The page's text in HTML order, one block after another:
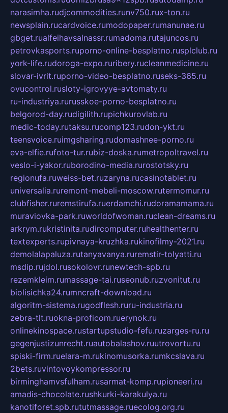
narasimha.rudjcommodities.runv750.rux-ton.ru
newsplain.rucardvoice.rumodopaper.rumanunae.ru
gbget.rualfeihavsalnassr.rumadoma.rutajuncos.ru
petrovkasports.ruporno-online-besplatno.rusplclub.ru
york-life.rudoroga-expo.ruribery.rucleanmedicine.ru
slovar-ivrit.ruporno-video-besplatno.ruseks-365.ru
ovucontrol.rusloty-igrovyye-avtomaty.ru
ru-industriya.rurusskoe-porno-besplatno.ru
belgorod-day.rudigilith.rupichkurovlab.ru
medic-today.rutaksu.rucomp123.rudon-ykt.ru
teensvoice.ruimgsharing.rudomashnee-porno.ru
eva-elfie.rufoto-tur.rubiz-doska.rumetropoltravel.ru
veslo-i-yakor.ruborodino-media.rurostotsky.ru
regionufa.ruweiss-bet.ruzaryna.rucasinotablet.ru
universalia.ruremont-mebeli-moscow.rutermomur.ru
clubfisher.ruremstirufa.ruerdamchi.rudoramamama.ru
muraviovka-park.ruworldofwoman.ruclean-dreams.ru
arkrym.rukristinita.rudircomputer.ruhealthenter.ru
textexperts.rupivnaya-kruzhka.rukinofilmy-2021.ru
demolalapaluza.rutanyavanya.ruremstir-tolyatti.ru
msdip.rujdol.rusokolovr.runewtech-spb.ru
rezemkleim.rumassage-tai.ruseonub.ruzvonitut.ru
biolisichka24.rumncraft-download.ru
algoritm-sistema.rugodflesh.ruru-industria.ru
zebra-tlt.ruokna-proficom.ruerynok.ru
onlinekinospace.rustartupstudio-fefu.ruzarges-ru.ru
gegenjustizunrecht.ruautobalashov.ruutrovortu.ru
spiski-firm.ruelara-m.rukinomusorka.rumkcslava.ru
2bets.ruvintovoykompressor.ru
birminghamvsfulham.rusarmat-komp.rupioneeri.ru
amadis-chocolate.rushkurki-karakulya.ru
kanotiforet.spb.rututmassage.ruecolog.org.ru